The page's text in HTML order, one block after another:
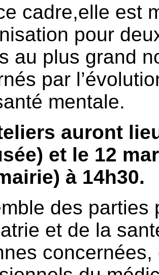
cadre,elle est
pour
au plus grand
par
mentale.
auront
et le 12
à 14h30.
des
et de la